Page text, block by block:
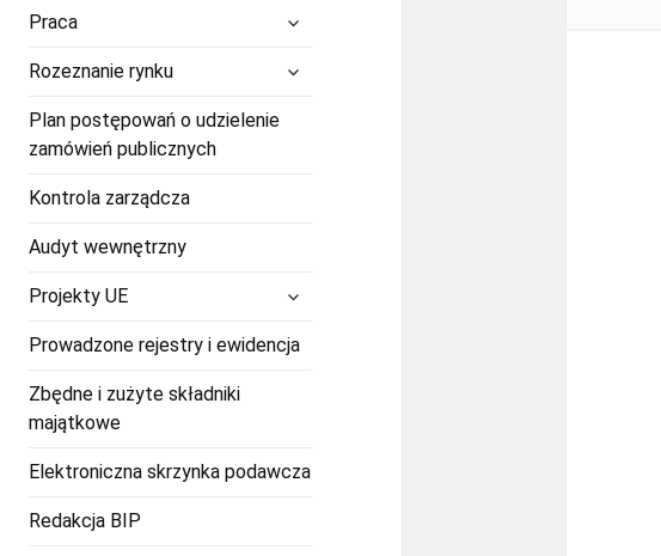
Praca
Rozeznanie rynkurozwiń
menu
potomne
Plan postępowań o udzielenie
zamówień publicznych
Kontrola zarządcza
Audyt wewnętrzny
Projekty UE
potomne
Prowadzone rejestry i ewidencja
Zbędne i zużyte składniki
majątkowe
Elektroniczna skrzynka podawcza
Redakcja BIP